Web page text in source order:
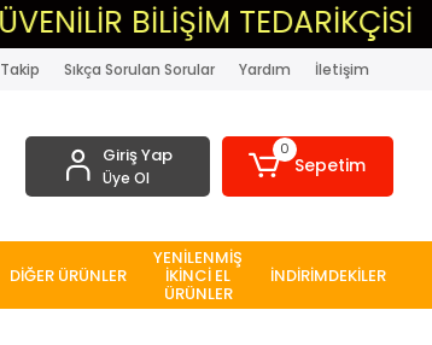
TEDARİKÇİSİ
Sıkça Sorulan Sorular Yardım İletişim
Giriş Yap
Üye Ol
0
Sepetim
DİĞER ÜRÜNLER
YENİLENMİŞ
İKİNCİ EL
ÜRÜNLER
İNDİRİMDEKİLER